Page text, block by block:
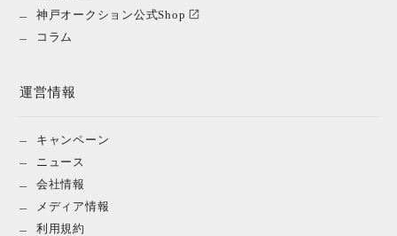
神戸オークション公式Shop
コラム
運営情報
キャンペーン
ニュース
会社情報
メディア情報
利用規約